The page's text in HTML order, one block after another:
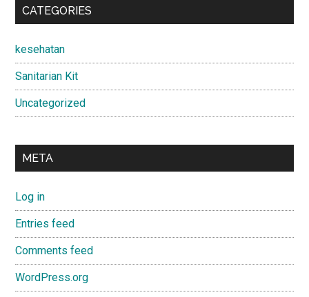
CATEGORIES
kesehatan
Sanitarian Kit
Uncategorized
META
Log in
Entries feed
Comments feed
WordPress.org